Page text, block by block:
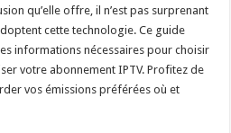
qu’elle offre, il n’est pas surprenant
cette technologie. Ce guide
informations nécessaires pour choisir
votre abonnement IPTV. Profitez de
vos émissions préférées où et